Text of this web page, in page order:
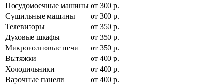
Посудомоечные машины от 300 р.
Сушильные машины
от 300 р.
Телевизоры
от 350 р.
Духовые шкафы
от 350 р.
Микроволновые печи
от 350 р.
Вытяжки
от 400 р.
Холодильники
от 400 р.
Варочные панели
от 400 р.